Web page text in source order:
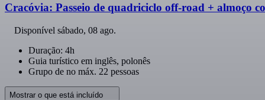
Cracóvia: Passeio de quadriciclo off-road + almoço
Disponível sábado, 08 ago.
Duração: 4h
Guia turístico em inglês, polonês
Grupo de no máx. 22 pessoas
Mostrar o que está incluído